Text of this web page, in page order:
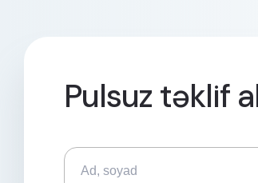
Pulsuz təklif